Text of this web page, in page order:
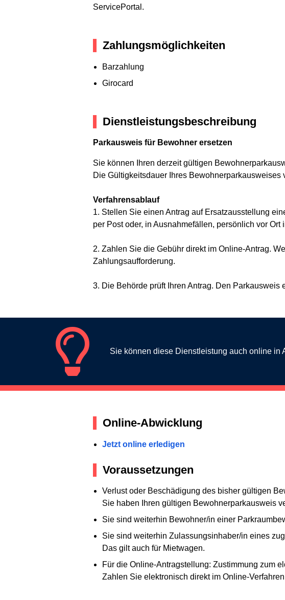
ServicePortal.
Zahlungsmöglichkeiten
Barzahlung
Girocard
Dienstleistungsbeschreibung
Parkausweis für Bewohner ersetzen
Sie können Ihren derzeit gültigen
Die Gültigkeitsdauer Ihres Bewohnerparkausweises
Verfahrensablauf
1. Stellen Sie einen Antrag auf Ersatzausstellung
per Post oder, in Ausnahmefällen, persönlich vor
2. Zahlen Sie die Gebühr direkt im Online-Antrag.
Zahlungsaufforderung.
3. Die Behörde prüft Ihren Antrag. Den
Sie können diese Dienstleistung auch online in
Online-Abwicklung
Jetzt online erledigen
Voraussetzungen
Verlust oder Beschädigung des bisher gültigen
Sie haben Ihren gültigen Bewohnerparkausweis
Sie sind weiterhin Bewohner/in einer
Sie sind weiterhin Zulassungsinhaber/in eines
Das gilt auch für Mietwagen.
Für die Online-Antragstellung: Zustimmung zum
Zahlen Sie elektronisch direkt im Online-